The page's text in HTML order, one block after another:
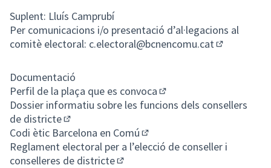
Suplent: Lluís Camprubí
Per comunicacions i/o presentació d’al·legacions al
comitè electoral: c.electoral@bcnencomu.cat
Documentació
Perfil de la plaça que es convoca
(Enllaç extern)
Dossier informatiu sobre les funcions dels consellers
de districte
(Enllaç extern)
Codi ètic Barcelona en Comú
(Enllaç extern)
Reglament electoral per a l’elecció de conseller i
conselleres de districte